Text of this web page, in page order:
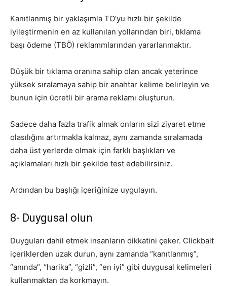
Kanıtlanmış bir yaklaşımla TO’yu hızlı bir şekilde
iyileştirmenin en az kullanılan yollarından biri, tıklama
başı ödeme (TBÖ) reklammlarından yararlanmaktır.
Düşük bir tıklama oranına sahip olan ancak yeterince
yüksek sıralamaya sahip bir anahtar kelime belirleyin ve
bunun için ücretli bir arama reklamı oluşturun.
Sadece daha fazla trafik almak onların sizi ziyaret etme
olasılığını artırmakla kalmaz, aynı zamanda sıralamada
daha üst yerlerde olmak için farklı başlıkları ve
açıklamaları hızlı bir şekilde test edebilirsiniz.
Ardından bu başlığı içeriğinize uygulayın.
8- Duygusal olun
Duyguları dahil etmek insanların dikkatini çeker. Clickbait
içeriklerden uzak durun, aynı zamanda “kanıtlanmış”,
“anında”, “harika”, “gizli”, “en iyi” gibi duygusal kelimeleri
kullanmaktan da korkmayın.